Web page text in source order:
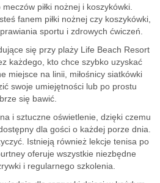
piłki nożnej i koszykówki.
fanem piłki nożnej czy koszykówki,
sportu i zdrowych ćwiczeń.
się przy plaży Life Beach Resort
każdego, kto chce szybko uzyskać
miejsce na linii, miłośnicy siatkówki
swoje umiejętności lub po prostu
się bawić.
i sztuczne oświetlenie, dzięki czemu
dla gości o każdej porze dnia.
Istnieją również lekcje tenisa po
oferuje wszystkie niezbędne
i regularnego szkolenia.